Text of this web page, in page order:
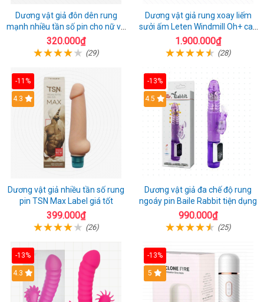
Dương vật giả đôn dên rung
mạnh nhiều tần số pin cho nữ và
cặp đôi
320.000₫
(29)
Dương vật giả rung xoay liếm
sưởi ấm Leten Windmill Oh+ cao
cấp
1.900.000₫
(28)
-11%
4.3
Dương vật giả nhiều tần số rung
pin TSN Max Label giá tốt
399.000₫
(26)
-13%
4.5
Dương vật giả đa chế độ rung
ngoáy pin Baile Rabbit tiện dụng
990.000₫
(25)
-13%
4.3
-13%
5